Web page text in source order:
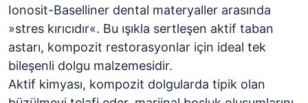
Ionosit-Baselliner dental materyaller arasında
»stres kırıcıdır«. Bu ışıkla sertleşen aktif taban
astarı, kompozit restorasyonlar için ideal tek
bileşenli dolgu malzemesidir.
Aktif kimyası, kompozit dolgularda tipik olan